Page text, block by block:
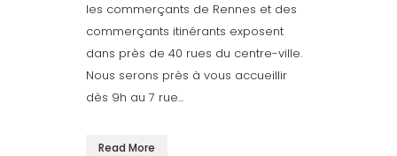
les commerçants de Rennes et des
commerçants itinérants exposent
dans près de 40 rues du centre-ville.
Nous serons près à vous accueillir
dès 9h au 7 rue...
Read More